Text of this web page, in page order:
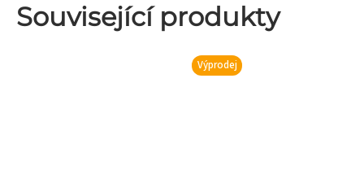
Související produkty
Výprodej